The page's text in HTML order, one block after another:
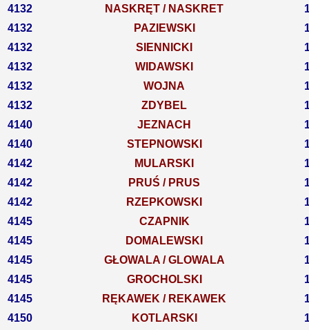
4132
NASKRĘT / NASKRET
4132
PAZIEWSKI
4132
SIENNICKI
4132
WIDAWSKI
4132
WOJNA
4132
ZDYBEL
4140
JEZNACH
4140
STEPNOWSKI
4142
MULARSKI
4142
PRUŚ / PRUS
4142
RZEPKOWSKI
4145
CZAPNIK
4145
DOMALEWSKI
4145
GŁOWALA / GLOWALA
4145
GROCHOLSKI
4145
RĘKAWEK / REKAWEK
4150
KOTLARSKI